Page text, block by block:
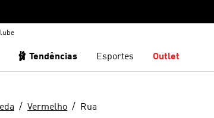
🩰 Tendências Esportes Outlet
Vermelho Rua